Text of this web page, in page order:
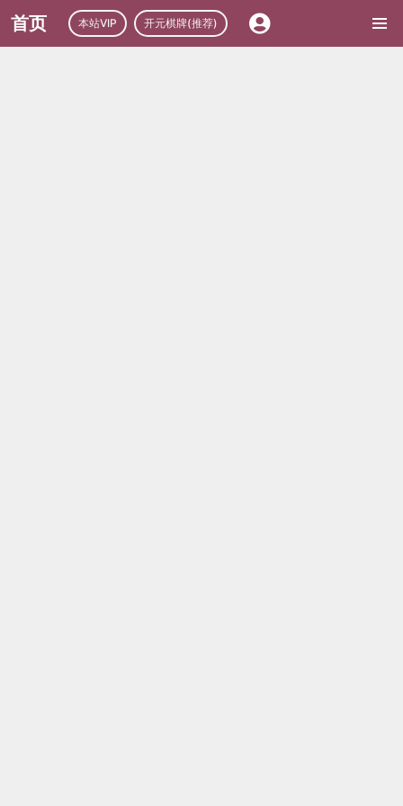
首页 本站VIP 开元棋牌(推荐)